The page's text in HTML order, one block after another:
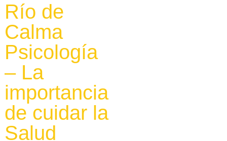
Río de
Calma
Psicología
– La
importancia
de cuidar la
Salud